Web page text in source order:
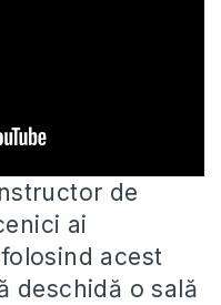
de
ai
acest
deschidă o sală